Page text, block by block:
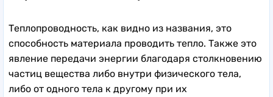
Теплопроводность, как видно из названия, это
способность материала проводить тепло. Также это
явление передачи энергии благодаря столкновению
частиц вещества либо внутри физического тела,
либо от одного тела к другому при их